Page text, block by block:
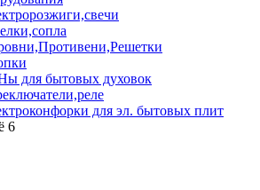
для бытовых духовок
для эл. бытовых плит
6